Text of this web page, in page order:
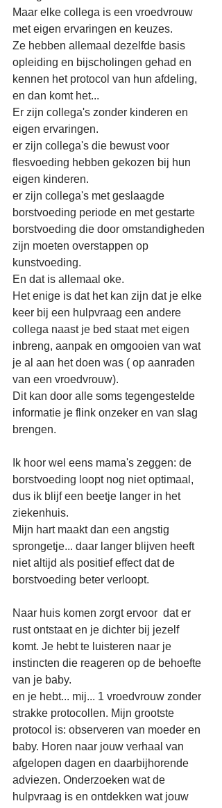
Maar elke collega is een vroedvrouw
met eigen ervaringen en keuzes.
Ze hebben allemaal dezelfde basis
opleiding en bijscholingen gehad en
kennen het protocol van hun afdeling,
en dan komt het...
Er zijn collega's zonder kinderen en
eigen ervaringen.
er zijn collega's die bewust voor
flesvoeding hebben gekozen bij hun
eigen kinderen.
er zijn collega's met geslaagde
borstvoeding periode en met gestarte
borstvoeding die door omstandigheden
zijn moeten overstappen op
kunstvoeding.
En dat is allemaal oke.
Het enige is dat het kan zijn dat je elke
keer bij een hulpvraag een andere
collega naast je bed staat met eigen
inbreng, aanpak en omgooien van wat
je al aan het doen was ( op aanraden
van een vroedvrouw).
Dit kan door alle soms tegengestelde
informatie je flink onzeker en van slag
brengen.
Ik hoor wel eens mama's zeggen: de
borstvoeding loopt nog niet optimaal,
dus ik blijf een beetje langer in het
ziekenhuis.
Mijn hart maakt dan een angstig
sprongetje... daar langer blijven heeft
niet altijd als positief effect dat de
borstvoeding beter verloopt.
Naar huis komen zorgt ervoor  dat er
rust ontstaat en je dichter bij jezelf
komt. Je hebt te luisteren naar je
instincten die reageren op de behoefte
van je baby.
en je hebt... mij... 1 vroedvrouw zonder
strakke protocollen. Mijn grootste
protocol is: observeren van moeder en
baby. Horen naar jouw verhaal van
afgelopen dagen en daarbijhorende
adviezen. Onderzoeken wat de
hulpvraag is en ontdekken wat jouw